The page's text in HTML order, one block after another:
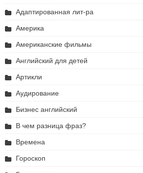
Адаптированная лит-ра
Америка
Американские фильмы
Английский для детей
Артикли
Аудирование
Бизнес английский
В чем разница фраз?
Времена
Гороскоп